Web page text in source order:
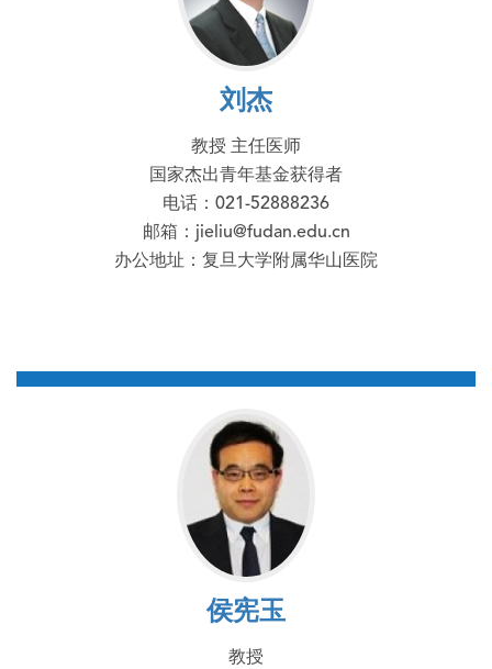
刘杰
教授 主任医师
国家杰出青年基金获得者
电话：021-52888236
邮箱：jieliu@fudan.edu.cn
办公地址：复旦大学附属华山医院
侯宪玉
教授